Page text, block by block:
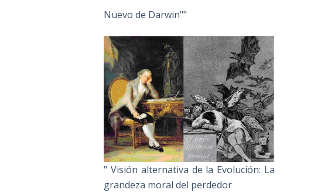
Nuevo de Darwin""
" Visión alternativa de la Evolución: La
grandeza moral del perdedor